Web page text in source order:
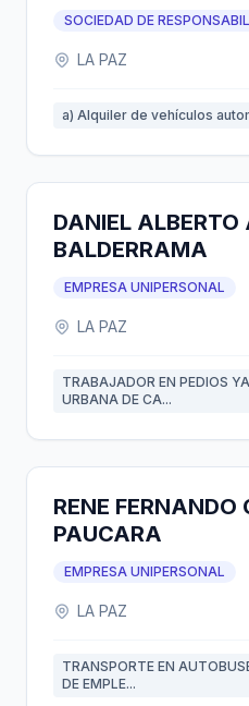
SOCIEDAD DE
LA PAZ
a) Alquiler de vehículos
DANIEL ALBERTO
BALDERRAMA
EMPRESA UNIPERSONAL
LA PAZ
TRABAJADOR EN PEDIOS
URBANA DE CA...
RENE
PAUCARA
EMPRESA UNIPERSONAL
LA PAZ
TRANSPORTE EN
DE EMPLE...